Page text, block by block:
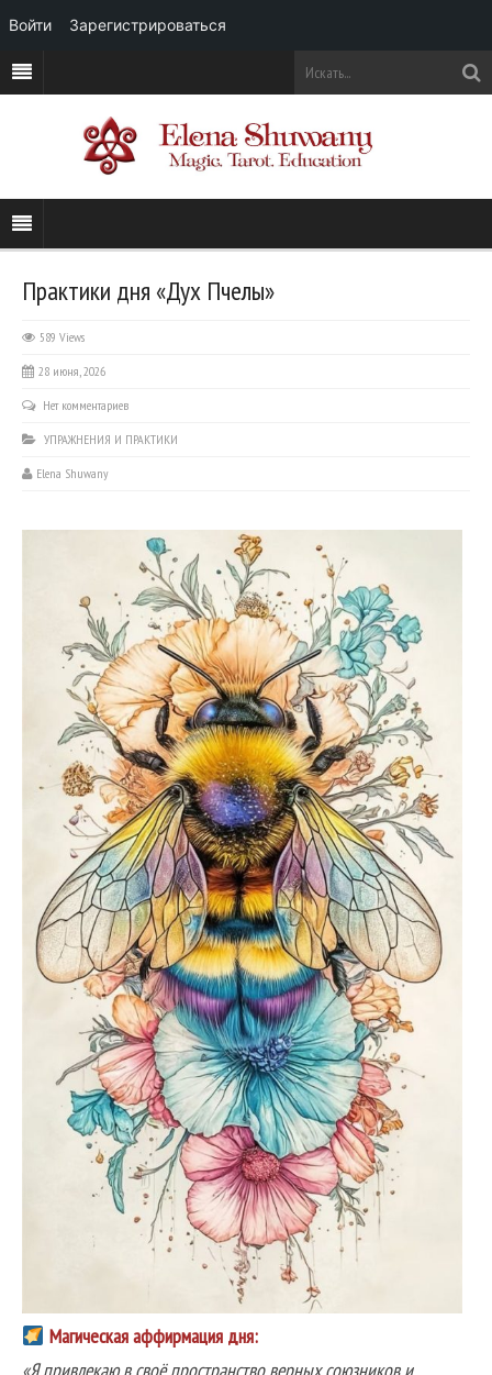
Практики дня «Дух Пчелы»
589 Views
28 июня, 2026
Нет комментариев
УПРАЖНЕНИЯ И ПРАКТИКИ
Elena Shuwany
Магическая аффирмация дня:
Войти Зарегистрироваться